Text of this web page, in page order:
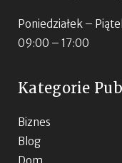
Poniedziałek –
09:00 – 17:00
Kategorie
Biznes
Blog